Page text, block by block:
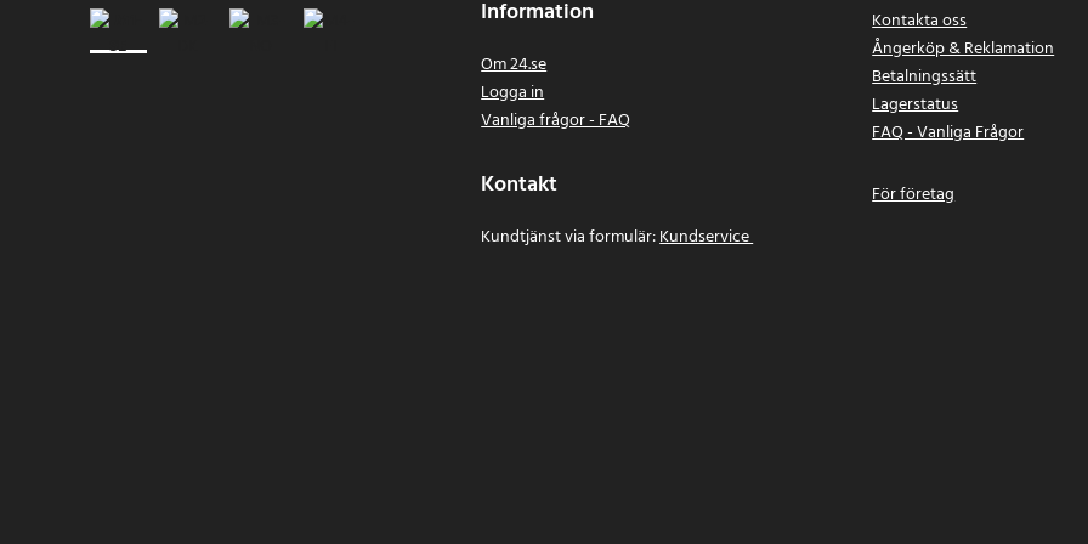
Information
Om 24.se
Logga in
Vanliga frågor - FAQ
Kontakt
Kundtjänst via formulär:Kundservice
Kontakta oss
Ångerköp & Reklamation
Betalningssätt
Lagerstatus
FAQ - Vanliga Frågor
För företag